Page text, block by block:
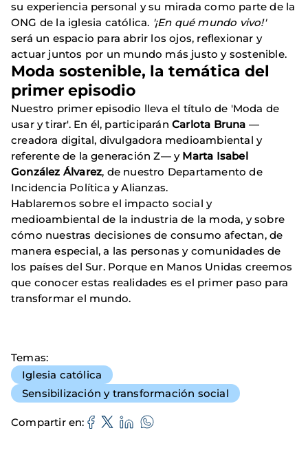
su experiencia personal y su mirada como parte de la
ONG de la iglesia católica. '¡En qué mundo vivo!'
será un espacio para abrir los ojos, reflexionar y
actuar juntos por un mundo más justo y sostenible.
Moda sostenible, la temática del
primer episodio
Nuestro primer episodio lleva el título de 'Moda de
usar y tirar'. En él, participarán Carlota Bruna —
creadora digital, divulgadora medioambiental y
referente de la generación Z— y Marta Isabel
González Álvarez, de nuestro Departamento de
Incidencia Política y Alianzas.
Hablaremos sobre el impacto social y
medioambiental de la industria de la moda, y sobre
cómo nuestras decisiones de consumo afectan, de
manera especial, a las personas y comunidades de
los países del Sur. Porque en Manos Unidas creemos
que conocer estas realidades es el primer paso para
transformar el mundo.
Temas
Iglesia católica
Sensibilización y transformación social
Compartir en